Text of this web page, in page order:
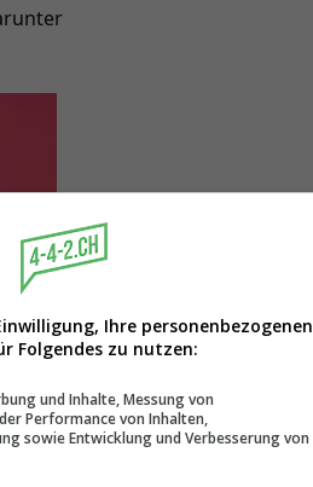
Ihre personenbezogenen
Folgendes zu nutzen:
und Inhalte, Messung von
Performance von Inhalten,
sowie Entwicklung und Verbesserung von